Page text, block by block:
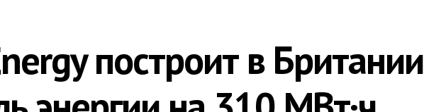
построит в Британии